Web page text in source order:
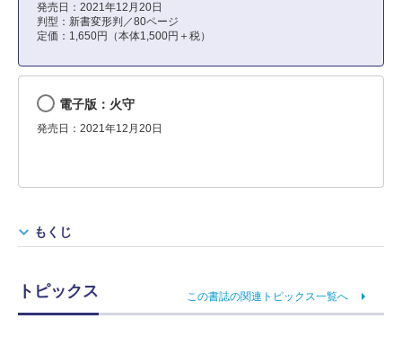
発売日：2021年12月20日
判型：新書変形判／80ページ
定価：1,650円（本体1,500円＋税）
電子版：火守
発売日：2021年12月20日
もくじ
トピックス この書誌の関連トピックス一覧へ